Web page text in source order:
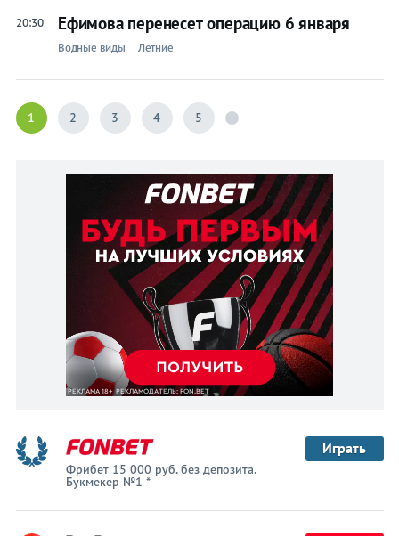
20:30 Ефимова перенесет операцию 6 января
Водные виды Летние
1 2 3 4 5
Фрибет 15 000 руб. без депозита.
Букмекер №1 *
Играть